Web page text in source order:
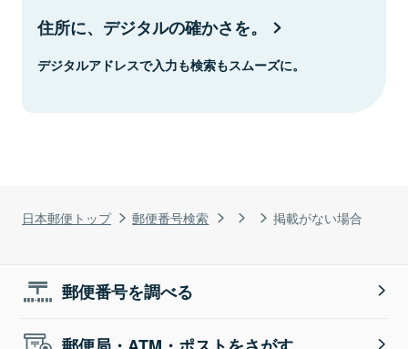
日本郵便トップ 郵便番号検索 掲載がない場合
住所に、デジタルの確かさを。
デジタルアドレスで入力も検索もスムーズに。
郵便番号を調べる